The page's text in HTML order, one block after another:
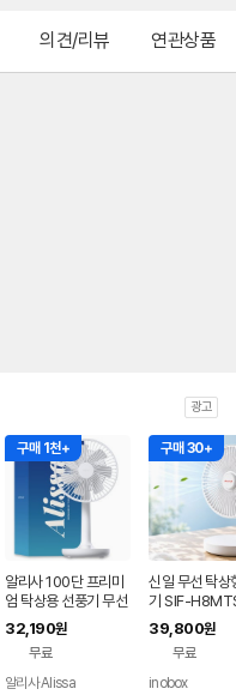
의견/리뷰 연관상품
광고
구매 1천+
알리사 100단 프리미
엄 탁상용 선풍기 무선
무소음 책상 사무실 데
스크 캠핑 소형 USB
32,190원
무료
알리사 Alissa
구매 30+
신일 무선 탁상
기 SIF-
LDC 20cm 망
이식 휴대용 캠
39,800원
무료
inobox